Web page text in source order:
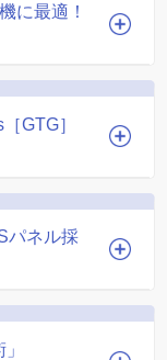
に最適！
GTG］
パネル採